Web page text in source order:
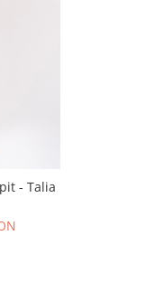
- Talia